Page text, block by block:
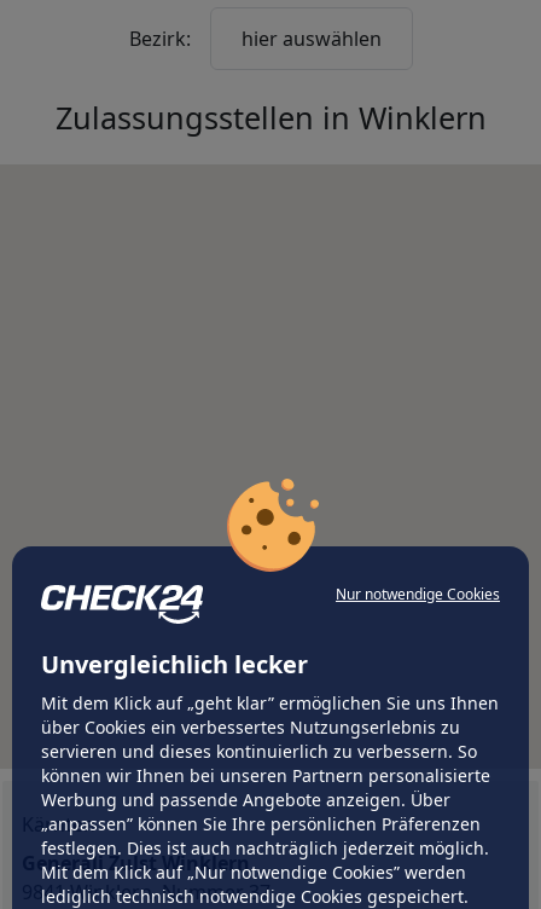
Nur notwendige Cookies
Unvergleichlich lecker
Mit dem Klick auf „geht klar” ermöglichen Sie uns Ihnen
über Cookies ein verbessertes Nutzungserlebnis zu
servieren und dieses kontinuierlich zu verbessern. So
können wir Ihnen bei unseren Partnern personalisierte
Werbung und passende Angebote anzeigen. Über
„anpassen” können Sie Ihre persönlichen Präferenzen
festlegen. Dies ist auch nachträglich jederzeit möglich.
Mit dem Klick auf „Nur notwendige Cookies” werden
lediglich technisch notwendige Cookies gespeichert.
Bezirk: hier auswählen
Zulassungsstellen in Winklern
Kärnten
Generali Zulst Winklern
9841 Winklern, Nummer 37